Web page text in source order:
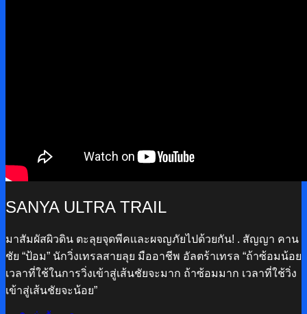
SANYA ULTRA TRAIL
มาสัมผัสผิวดิน ตะลุยจุดพีคเเละผจญภัยไปด้วยกัน! . สัญญา คาน
ชัย “ป้อม” นักวิ่งเทรลสายลุย มืออาชีพ อัลตร้าเทรล “ถ้าซ้อมน้อย
เวลาที่ใช้ในการวิ่งเข้าสู่เส้นชัยจะมาก ถ้าซ้อมมาก เวลาที่ใช้วิ่ง
เข้าสู่เส้นชัยจะน้อย”